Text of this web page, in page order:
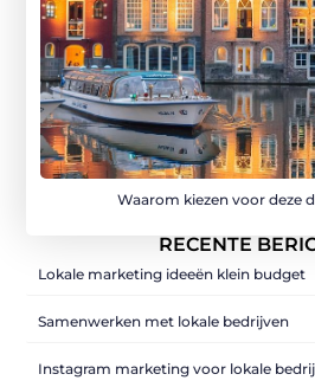
Waarom kiezen voor deze
RECENTE
Lokale marketing ideeën klein budget
Samenwerken met lokale bedrijven
Instagram marketing voor lokale